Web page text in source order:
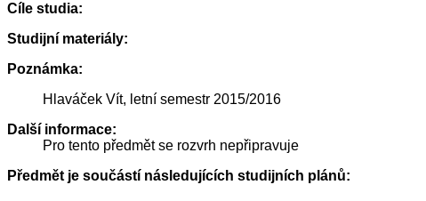
Cíle studia:
Studijní materiály:
Poznámka:
Hlaváček Vít, letní semestr 2015/2016
Další informace:
Pro tento předmět se rozvrh nepřipravuje
Předmět je součástí následujících studijních plánů: